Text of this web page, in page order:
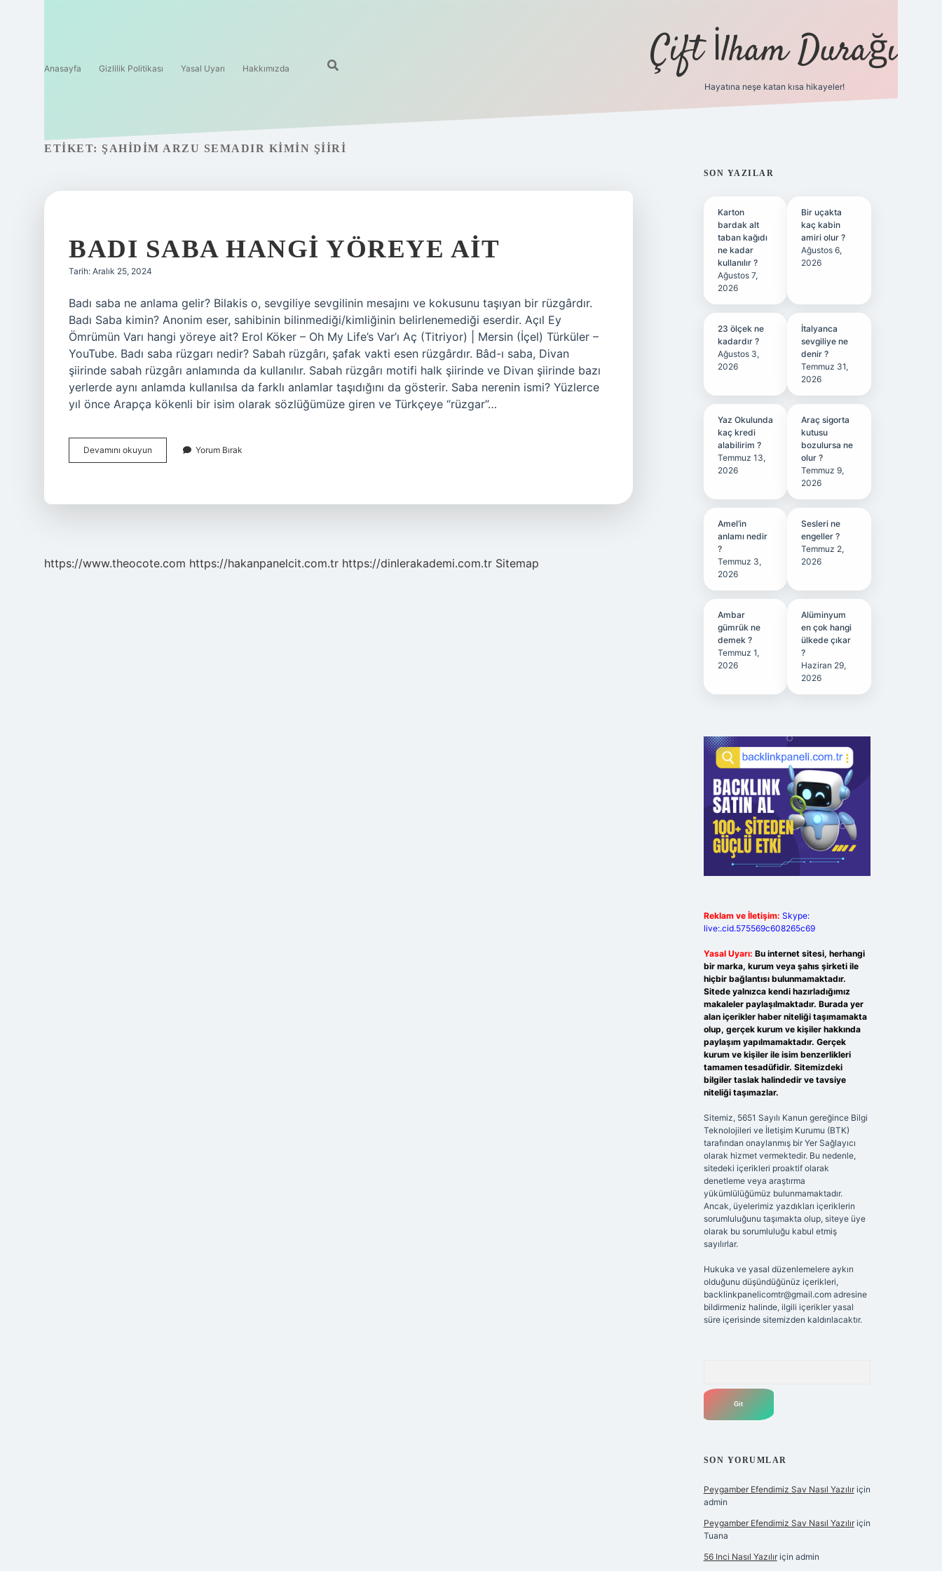
Anasayfa Gizlilik Politikası Yasal Uyarı Hakkımızda Çift İlham Durağı
Hayatına neşe katan kısa hikayeler!
ETIKET: ŞAHIDIM ARZU SEMADIR KIMIN ŞIIRI
BADI SABA HANGI YÖREYE AIT
Tarih: Aralık 25, 2024
Badı saba ne anlama gelir? Bilakis o, sevgiliye sevgilinin mesajını ve kokusunu taşıyan bir rüzgârdır.
Badı Saba kimin? Anonim eser, sahibinin bilinmediği/kimliğinin belirlenemediği eserdir. Açıl Ey
Ömrümün Varı hangi yöreye ait? Erol Köker – Oh My Life’s Var’ı Aç (Titriyor) | Mersin (İçel) Türküler –
YouTube. Badı saba rüzgarı nedir? Sabah rüzgârı, şafak vakti esen rüzgârdır. Bâd-ı saba, Divan
şiirinde sabah rüzgârı anlamında da kullanılır. Sabah rüzgârı motifi halk şiirinde ve Divan şiirinde bazı
yerlerde aynı anlamda kullanılsa da farklı anlamlar taşıdığını da gösterir. Saba nerenin ismi? Yüzlerce
yıl önce Arapça kökenli bir isim olarak sözlüğümüze giren ve Türkçeye “rüzgar”…
Devamını okuyun
Saba
Yorum Bırak
https://www.theocote.com https://hakanpanelcit.com.tr https://dinlerakademi.com.tr Sitemap
SIDEBAR
SON YAZILAR
Karton
bardak alt
taban kağıdı
ne kadar
kullanılır ?
Ağustos 7,
2026
Bir uçakta
kaç kabin
amiri olur ?
Ağustos 6,
2026
23 ölçek ne
kadardır ?
Ağustos 3,
2026
İtalyanca
sevgiliye ne
denir ?
Temmuz 31,
2026
Yaz Okulunda
kaç kredi
alabilirim ?
Temmuz 13,
2026
Araç sigorta
kutusu
bozulursa ne
olur ?
Temmuz 9,
2026
Amel’in
anlamı nedir
?
Temmuz 3,
2026
Sesleri ne
engeller ?
Temmuz 2,
2026
Ambar
gümrük ne
demek ?
Temmuz 1,
2026
Alüminyum
en çok hangi
ülkede çıkar
?
Haziran 29,
2026
Reklam ve İletişim: Skype:
live:.cid.575569c608265c69
Yasal Uyarı: Bu internet sitesi, herhangi
bir marka, kurum veya şahıs şirketi ile
hiçbir bağlantısı bulunmamaktadır.
Sitede yalnızca kendi hazırladığımız
makaleler paylaşılmaktadır. Burada yer
alan içerikler haber niteliği taşımamakta
olup, gerçek kurum ve kişiler hakkında
paylaşım yapılmamaktadır. Gerçek
kurum ve kişiler ile isim benzerlikleri
tamamen tesadüfidir. Sitemizdeki
bilgiler taslak halindedir ve tavsiye
niteliği taşımazlar.
Sitemiz, 5651 Sayılı Kanun gereğince Bilgi
Teknolojileri ve İletişim Kurumu (BTK)
tarafından onaylanmış bir Yer Sağlayıcı
olarak hizmet vermektedir. Bu nedenle,
sitedeki içerikleri proaktif olarak
denetleme veya araştırma
yükümlülüğümüz bulunmamaktadır.
Ancak, üyelerimiz yazdıkları içeriklerin
sorumluluğunu taşımakta olup, siteye üye
olarak bu sorumluluğu kabul etmiş
sayılırlar.
Hukuka ve yasal düzenlemelere aykırı
olduğunu düşündüğünüz içerikleri,
backlinkpanelicomtr@gmail.comadresine
bildirmeniz halinde, ilgili içerikler yasal
süre içerisinde sitemizden kaldırılacaktır.
SON YORUMLAR
Peygamber Efendimiz Sav Nasıl Yazılıriçin
admin
Peygamber Efendimiz Sav Nasıl Yazılıriçin
Tuana
56 Inci Nasıl Yazılıriçin admin